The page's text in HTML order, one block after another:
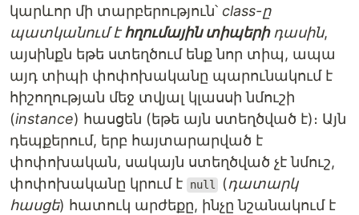
կարևոր մի տարբերություն՝ class-ը
պատկանում էհղումային տիպերիդասին,
այսինքն եթե ստեղծում ենք նոր տիպ, ապա
այդ տիպի փոփոխականը պարունակում է
հիշողության մեջ տվյալ կլասսի նմուշի
(instance) հասցեն (եթե այն ստեղծված է)։ Այն
դեպքերում, երբ հայտարարված է
փոփոխական, սակայն ստեղծված չէ նմուշ,
փոփոխականը կրում է
null (դատարկ
հասցե) հատուկ արժեքը, ինչը նշանակում է